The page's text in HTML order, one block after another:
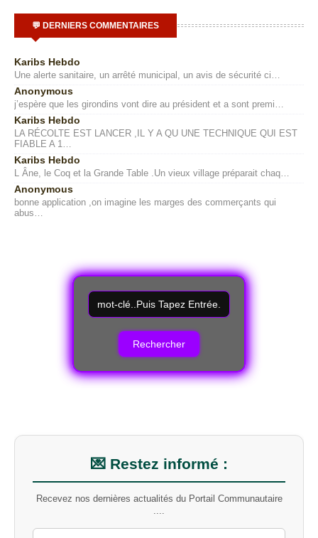
💬 DERNIERS COMMENTAIRES
Karibs Hebdo
Une alerte sanitaire, un arrêté municipal, un avis de sécurité ci…
Anonymous
j’espère que les girondins vont dire au président et a sont premi…
Karibs Hebdo
LA RÉCOLTE EST LANCER ,IL Y A QU UNE TECHNIQUE QUI EST
FIABLE A 1…
Karibs Hebdo
L Âne, le Coq et la Grande Table .Un vieux village préparait chaq…
Anonymous
bonne application ,on imagine les marges des commerçants qui
abus…
R
e
c
m
o
t
-
l
💌 Restez informé :
Recevez nos dernières actualités du Portail Communautaire
....